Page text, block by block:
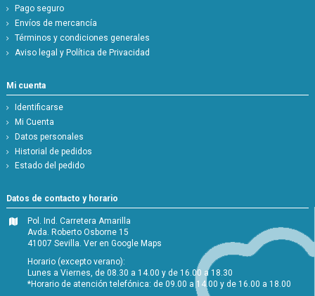
Pago seguro
Envíos de mercancía
Términos y condiciones generales
Aviso legal y Política de Privacidad
Mi cuenta
Identificarse
Mi Cuenta
Datos personales
Historial de pedidos
Estado del pedido
Datos de contacto y horario
Pol. Ind. Carretera Amarilla
Avda. Roberto Osborne 15
41007 Sevilla.Ver en Google Maps
Horario (excepto verano):
Lunes a Viernes, de 08.30 a 14.00 y de 16.00 a 18.30
*Horario de atención telefónica: de 09.00 a 14.00 y de 16.00 a 18.00